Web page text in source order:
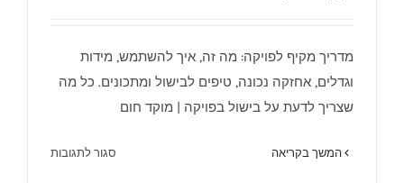
מדריך מקיף לפויקה: מה זה, איך להשתמש, מידות
וגדלים, אחזקה נכונה, טיפים לבישול ומתכונים. כל מה
שצריך לדעת על בישול בפויקה | מוקד חום
המשך בקריאה סגור לתגובותעל